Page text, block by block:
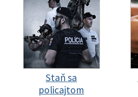
Staň sa
policajtom